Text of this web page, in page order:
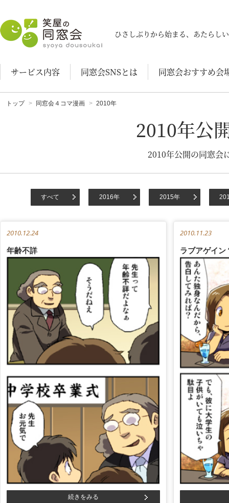
笑屋の同窓会
ひさしぶりから始まる、あたらし
サービス内容 同窓会SNSとは 同窓会おすすめ会
トップ 同窓会４コマ漫画 2010年
2010年公
2010年公開の同窓会
すべて 2016年 2015年
2010.12.24
年齢不詳
続きをみる
2010.11.23
ラブアゲイン